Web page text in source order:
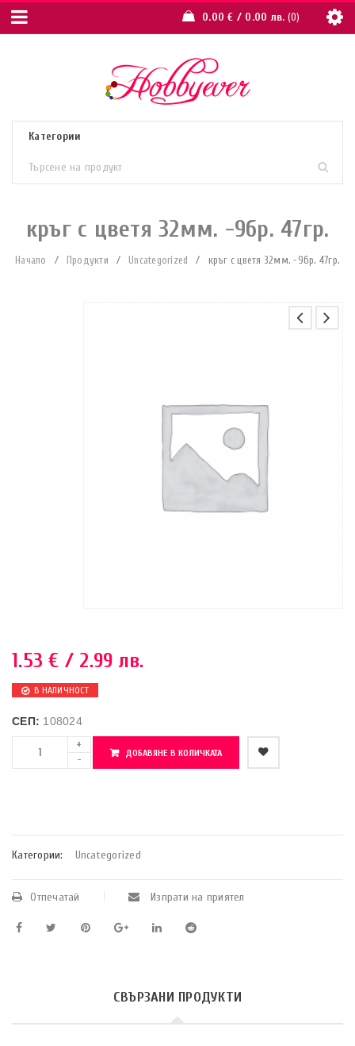
0.00€ / 0.00 лв. 0
кръг с цветя 32мм. -9бр. 47гр.
Начало / Продукти / Uncategorized / кръг с цветя 32мм. -9бр. 47гр.
1.53€ / 2.99 лв.
В НАЛИЧНОСТ
СЕП: 108024
ДОБАВЯНЕ В КОЛИЧКАТА
Категории: Uncategorized
Отпечатай Изпрати на приятел
СВЪРЗАНИ ПРОДУКТИ